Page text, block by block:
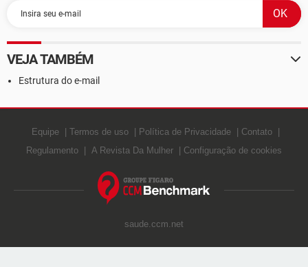
VEJA TAMBÉM
Estrutura do e-mail
Equipe Termos de uso Política de Privacidade
Contato
Regulamento
A Revista Da Mulher Configuração de cookies
saude.ccm.net